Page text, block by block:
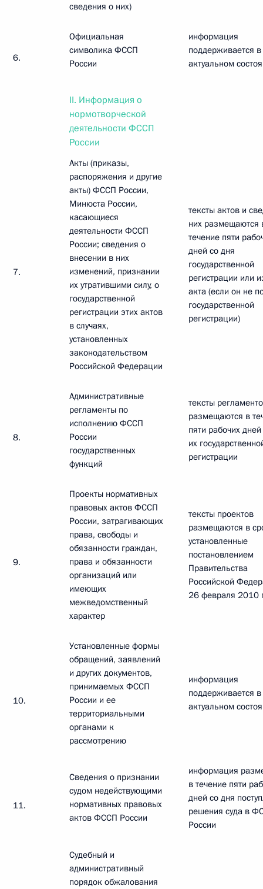
сведения о них)
6.
Официальная
символика ФССП
России
информация
поддерживается в
актуальном
II. Информация о
нормотворческой
деятельности ФССП
России
7.
Акты (приказы,
распоряжения и другие
акты) ФССП России,
Минюста России,
касающиеся
деятельности ФССП
России; сведения о
внесении в них
изменений, признании
их утратившими силу, о
государственной
регистрации этих актов
в случаях,
установленных
законодательством
Российской Федерации
тексты актов и
них размещаются
течение пяти
дней со дня
государственной
регистрации или
акта (если он не
государственной
регистрации)
8.
Административные
регламенты по
исполнению ФССП
России
государственных
функций
тексты
размещаются в
пяти рабочих
их
регистрации
9.
Проекты нормативных
правовых актов ФССП
России, затрагивающих
права, свободы и
обязанности граждан,
права и обязанности
организаций или
имеющих
межведомственный
характер
тексты проектов
размещаются в
установленные
постановлением
Правительства
Российской
26 февраля 2010
10.
Установленные формы
обращений, заявлений
и других документов,
принимаемых ФССП
России и ее
территориальными
органами к
рассмотрению
информация
поддерживается в
актуальном
11.
Сведения о признании
судом недействующими
нормативных правовых
актов ФССП России
информация
в течение пяти
дней со дня
решения суда в
России
Судебный и
административный
порядок обжалования